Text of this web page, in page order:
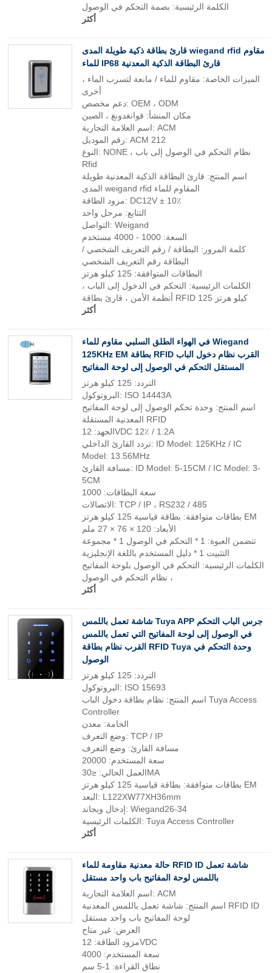
الكلمة الرئيسية: بصمة التحكم في الوصول
أكثر
قارئ بطاقة ذكية طويلة المدى wiegand rfid مقاوم
للماء IP68 قارئ البطاقة الذكية المعدنية
الميزات الخاصة: مقاوم للماء / مانعة لتسرب الماء ،
أخرى
دعم مخصص: OEM ، ODM
مكان المنشأ: قوانغدونغ ، الصين
اسم العلامة التجارية: ACM
رقم الموديل: ACM 212
النوع: NONE ، نظام التحكم في الوصول إلى باب
Rfid
اسم المنتج: قارئ البطاقة الذكية المعدنية طويلة
المدى weigand rfid المقاوم للماء
مزود الطاقة: DC12V ± 10٪
التتابع: مرحل واحد
التواصل: Weigand
السعة: 1000 - 4000 مستخدم
كلمة المرور: البطاقة / رقم التعريف الشخصي /
البطاقة رقم التعريف الشخصي
البطاقات المتوافقة: 125 كيلو هرتز
الكلمات الرئيسية: التحكم في الدخول إلى الباب ،
أنظمة الأمن ، قارئ بطاقة RFID 125 كيلو هرتز
أكثر
في الهواء الطلق السلبي مقاوم للماء Wiegand
125KHz EM بطاقة RFID القرب نظام دخول الباب
المستقل التحكم في الوصول إلى لوحة المفاتيح
التردد: 125 كيلو هرتز
البروتوكول: ISO 14443A
اسم المنتج: وحدة تحكم الوصول إلى لوحة المفاتيح
المعدنية المستقلة RFID
الجهد: 12VDC 12٪ / 1.2A
تردد القارئ الداخلي: ID Model: 125KHz / IC
Model: 13.56MHz
مسافة القارئ: ID Model: 5-15CM / IC Model: 3-
5CM
سعة البطاقات: 1000
الاتصالات: TCP / IP ، RS232 / 485
بطاقات متوافقة: بطاقة قياسية 125 كيلو هرتز EM
الأبعاد: 120 × 76 × 27 ملم
تتضمن العبوة: 1 * التحكم في الوصول 1 * مجموعة
التثبيت 1 * دليل المستخدم باللغة الإنجليزية
الكلمات الرئيسية: التحكم في الوصول بلوحة المفاتيح
، نظام التحكم في الوصول
أكثر
شاشة تعمل باللمس Tuya APP جرس الباب التحكم
في الوصول إلى لوحة المفاتيح التي تعمل باللمس
القرب نظام بطاقة RFID Tuya وحدة التحكم في
الوصول
التردد: 125 كيلو هرتز
البروتوكول: ISO 15693
اسم المنتج: نظام بطاقة دخول الباب Tuya Access
Controller
الخامة: معدن
وضع التعرف: TCP / IP
مسافة القارئ: وضع التعرف
سعة المستخدم: 20000
العمل الحالي: ≤30MA
بطاقات متوافقة: بطاقة قياسية 125 كيلو هرتز EM
البعد: L122XW77XH36mm
إدخال ويجاند: Wiegand26-34
الكلمات الرئيسية: Tuya Access Controller
أكثر
حالة معدنية مقاومة للماء RFID ID شاشة تعمل
باللمس لوحة المفاتيح باب واحد مستقل
اسم العلامة التجارية: ACM
اسم المنتج: شاشة تعمل باللمس المعدنية RFID ID
لوحة المفاتيح باب واحد مستقل
العرض: غير متاح
مزود الطاقة: 12VDC
سعة المستخدم: 4000
نطاق القراءة: 1-5 سم